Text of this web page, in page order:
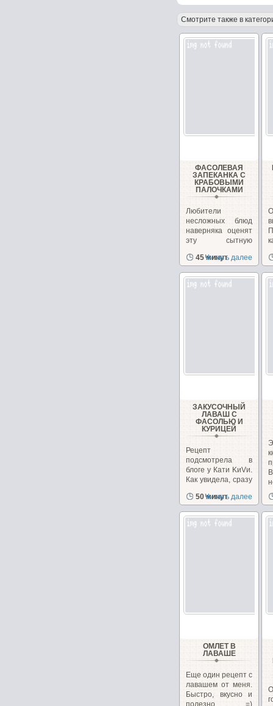
Смотрите также в
ФАСОЛЕВАЯ
ЗАПЕКАНКА С
КРАБОВЫМИ
ПАЛОЧКАМИ
Любители
несложных блюд
наверняка оценят
эту сытную
фасоли.
45 минут
Читать далее
ЗАКУСОЧНЫЙ
ЛАВАШ С
ФАСОЛЬЮ И
КУРИЦЕЙ
Рецепт
подсмотрела в
блоге у Кати KиVи.
Как увидела, сразу
приготовить....
50 минут
Читать далее
ОМЛЕТ В
ЛАВАШЕ
Еще один рецепт с
лавашем от меня.
Быстро, вкусно и
полезно =)